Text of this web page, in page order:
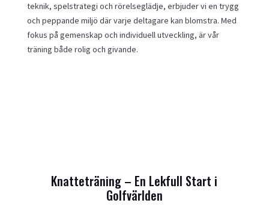
teknik, spelstrategi och rörelseglädje, erbjuder vi en trygg
och peppande miljö där varje deltagare kan blomstra. Med
fokus på gemenskap och individuell utveckling, är vår
träning både rolig och givande.
Knatteträning – En Lekfull Start i
Golfvärlden